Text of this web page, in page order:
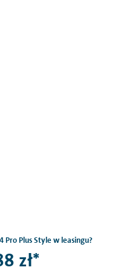
Pro Plus Style w leasingu?
zł*